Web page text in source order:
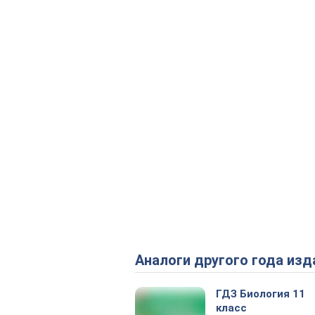
Аналоги другого года
ГДЗ Биология 11
класс